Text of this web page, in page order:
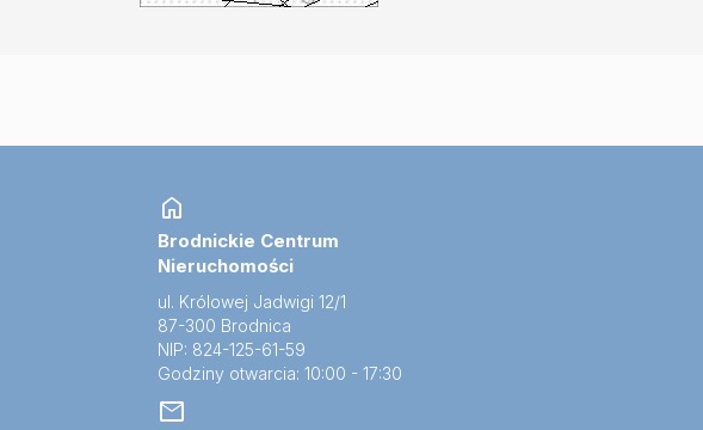
home
Brodnickie Centrum
Nieruchomości
ul. Królowej Jadwigi 12/1
87-300 Brodnica
NIP: 824-125-61-59
Godziny otwarcia: 10:00 - 17:30
mail